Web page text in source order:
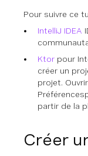
Pour suivre ce
IntelliJ IDEA
Ktor pour
créer un
projet. Ouvrir
Préférences
partir de la
Créer